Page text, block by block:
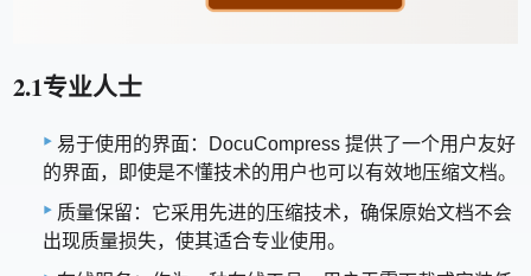
2.1专业人士
易于使用的界面：DocuCompress 提供了一个用户友好
的界面，即使是不懂技术的用户也可以有效地压缩文档。
质量保留：它采用先进的压缩技术，确保原始文档不会
出现质量损失，使其适合专业使用。